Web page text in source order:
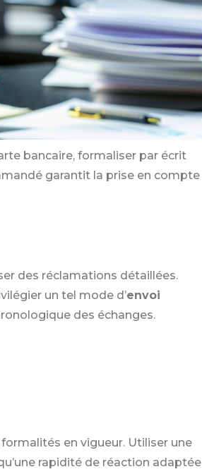
bancaire, formaliser par écrit
garantit la prise en compte
des réclamations détaillées.
un tel mode d’envoi
des échanges.
en vigueur. Utiliser une
rapidité de réaction adaptée